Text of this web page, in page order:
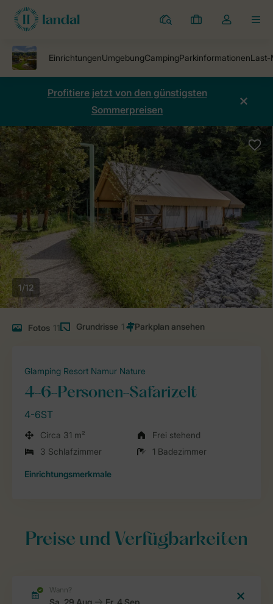
Ferienparks
Meine
Dropdown-
öffnen
Profitiere jetzt von den günstigsten
Sommerpreisen
1/12
Fotos 11 Grundrisse 1
Glamping Resort Namur Nature
4-6-Personen-Safarizelt
4-6ST
Circa 31 m²
Frei stehend
3 Schlafzimmer
1 Badezimmer
Einrichtungsmerkmale
Preise und Verfügbarkeiten